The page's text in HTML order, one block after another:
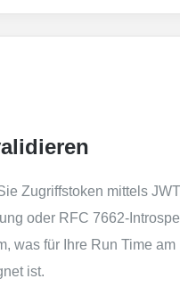
Zugriffstoken mittels
oder RFC 7662-
was für Ihre Run Time am
ist.